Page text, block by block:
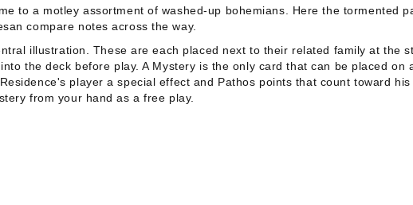
to a motley assortment of washed-up bohemians. Here the tormented
compare notes across the way.
illustration. These are each placed next to their related family at the
the deck before play. A Mystery is the only card that can be placed on
player a special effect and Pathos points that count toward
from your hand as a free play.